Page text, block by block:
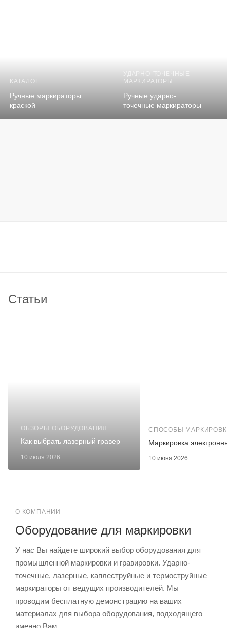
КАТАЛОГ
Ручные маркираторы
краской
УДАРНО-ТОЧЕЧНЫЕ
МАРКИРАТОРЫ
Ручные ударно-
точечные маркираторы
Статьи
ОБЗОРЫ ОБОРУДОВАНИЯ
10 июля 2026
Как выбрать лазерный гравер
СПОСОБЫ
10 июня 2026
Маркировка
О КОМПАНИИ
Оборудование для маркировки
У нас Вы найдете широкий выбор оборудования для
промышленной маркировки и гравировки. Ударно-
точечные, лазерные, каплеструйные и термоструйные
маркираторы от ведущих производителей. Мы
проводим бесплатную демонстрацию на ваших
материалах для выбора оборудования, подходящего
именно Вам.